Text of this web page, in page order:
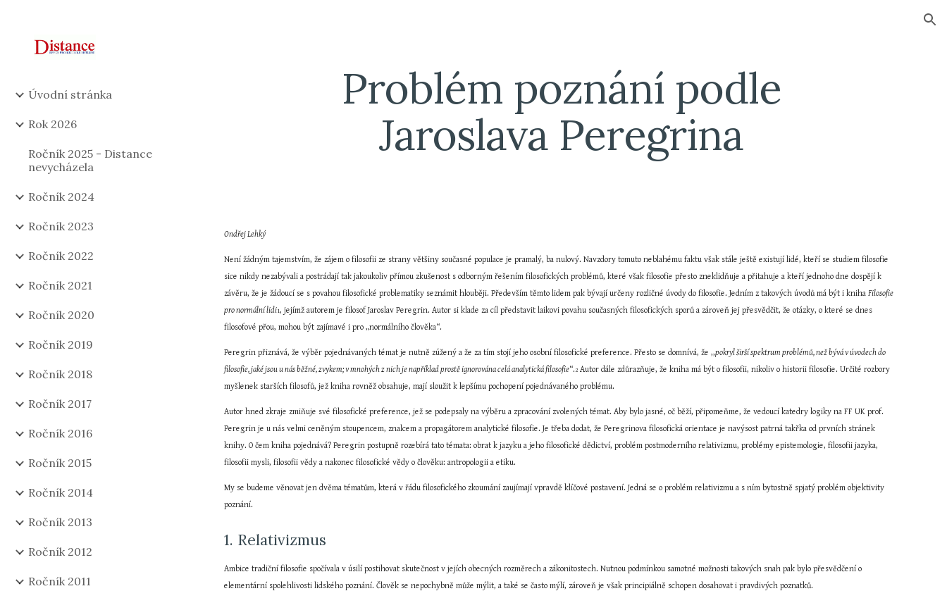
Úvodní stránka
Rok 2026
Ročník 2025 - Distance
nevycházela
Ročník 2024
Ročník 2023
Ročník 2022
Ročník 2021
Ročník 2020
Ročník 2019
Ročník 2018
Ročník 2017
Ročník 2016
Ročník 2015
Ročník 2014
Ročník 2013
Ročník 2012
Ročník 2011
Problém poznání podle
Jaroslava Peregrina
Ondřej Lehký
Není žádným tajemstvím, že zájem o filosofii ze strany většiny současné populace je pramalý, ba nulový. Navzdory tomuto neblahému faktu však stále ještě existují lidé, kteří se studiem filosofie
sice nikdy nezabývali a postrádají tak jakoukoliv přímou zkušenost s odborným řešením filosofických problémů, které však filosofie přesto zneklidňuje a přitahuje a kteří jednoho dne dospějí k
závěru, že je žádoucí se s povahou filosofické problematiky seznámit hlouběji. Především těmto lidem pak bývají určeny rozličné úvody do filosofie. Jedním z takových úvodů má být i kniha Filosofie
pro normální lidi1, jejímž autorem je filosof Jaroslav Peregrin. Autor si klade za cíl představit laikovi povahu současných filosofických sporů a zároveň jej přesvědčit, že otázky, o které se dnes
filosofové přou, mohou být zajímavé i pro „normálního člověka“.
Peregrin přiznává, že výběr pojednávaných témat je nutně zúžený a že za tím stojí jeho osobní filosofické preference. Přesto se domnívá, že ,,pokryl širší spektrum problémů, než bývá v úvodech do
filosofie, jaké jsou u nás běžné, zvykem; v mnohých z nich je například prostě ignorována celá analytická filosofie“.2 Autor dále zdůrazňuje, že kniha má být o filosofii, nikoliv o historii filosofie. Určité rozbory
myšlenek starších filosofů, jež kniha rovněž obsahuje, mají sloužit k lepšímu pochopení pojednávaného problému.
Autor hned zkraje zmiňuje své filosofické preference, jež se podepsaly na výběru a zpracování zvolených témat. Aby bylo jasné, oč běží, připomeňme, že vedoucí katedry logiky na FF UK prof.
Peregrin je u nás velmi ceněným stoupencem, znalcem a propagátorem analytické filosofie. Je třeba dodat, že Peregrinova filosofická orientace je navýsost patrná takřka od prvních stránek
knihy. O čem kniha pojednává? Peregrin postupně rozebírá tato témata: obrat k jazyku a jeho filosofické dědictví, problém postmoderního relativizmu, problémy epistemologie, filosofii jazyka,
filosofii mysli, filosofii vědy a nakonec filosofické vědy o člověku: antropologii a etiku.
My se budeme věnovat jen dvěma tématům, která v řádu filosofického zkoumání zaujímají vpravdě klíčové postavení. Jedná se o problém relativizmu a s ním bytostně spjatý problém objektivity
poznání.
1. Relativizmus
Ambice tradiční filosofie spočívala v úsilí postihovat skutečnost v jejích obecných rozměrech a zákonitostech. Nutnou podmínkou samotné možnosti takových snah pak bylo přesvědčení o
elementární spolehlivosti lidského poznání. Člověk se nepochybně může mýlit, a také se často mýlí, zároveň je však principiálně schopen dosahovat i pravdivých poznatků.